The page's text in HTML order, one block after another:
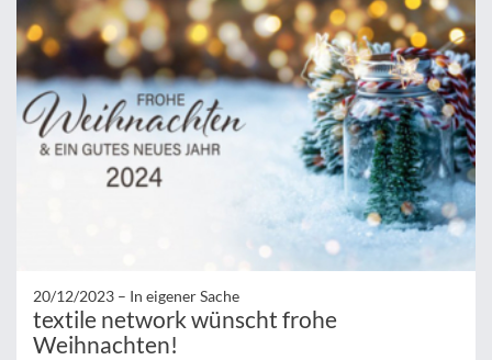
20/12/2023 – In eigener Sache
textile network wünscht frohe
Weihnachten!